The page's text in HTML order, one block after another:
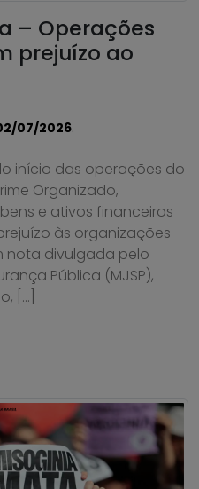
– Operações
prejuízo ao
07/2026.
início das operações do
Organizado,
e ativos financeiros
às organizações
nota divulgada pelo
Pública (MJSP),
[…]